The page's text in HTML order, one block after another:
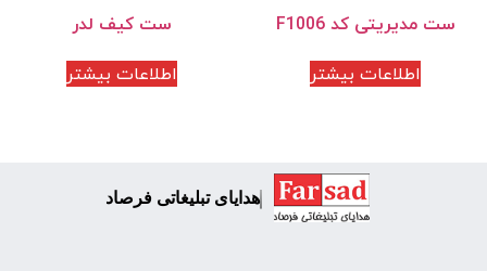
ست مدیریتی کد F1006
اطلاعات بیشتر
ست کیف لدر
اطلاعات بیشتر
هدایای تبلیغاتی فرصاد